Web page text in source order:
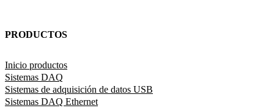
PRODUCTOS
Inicio productos
Sistemas DAQ
Sistemas de adquisición de datos USB
Sistemas DAQ Ethernet